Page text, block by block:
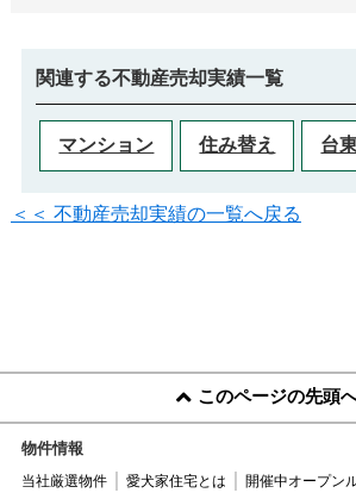
関連する不動産売却実績一覧
マンション 住み替え 台
＜＜ 不動産売却実績の一覧へ戻る
このページの先頭
物件情報
当社厳選物件 愛犬家住宅とは
開催中オープン